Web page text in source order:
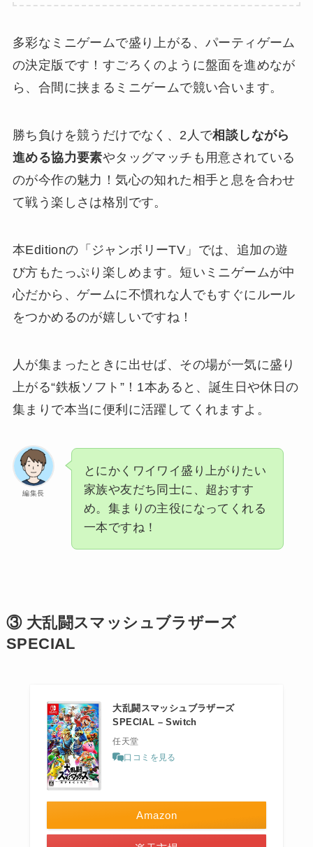
多彩なミニゲームで盛り上がる、パーティゲーム
の決定版です！すごろくのように盤面を進めなが
ら、合間に挟まるミニゲームで競い合います。
勝ち負けを競うだけでなく、2人で相談しながら
進める協力要素やタッグマッチも用意されている
のが今作の魅力！気心の知れた相手と息を合わせ
て戦う楽しさは格別です。
本Editionの「ジャンボリーTV」では、追加の遊
び方もたっぷり楽しめます。短いミニゲームが中
心だから、ゲームに不慣れな人でもすぐにルール
をつかめるのが嬉しいですね！
人が集まったときに出せば、その場が一気に盛り
上がる“鉄板ソフト”！1本あると、誕生日や休日の
集まりで本当に便利に活躍してくれますよ。
編集長
とにかくワイワイ盛り上がりたい
家族や友だち同士に、超おすす
め。集まりの主役になってくれる
一本ですね！
③ 大乱闘スマッシュブラザーズ
SPECIAL
大乱闘スマッシュブラザーズ
SPECIAL – Switch
任天堂
口コミを見る
Amazon